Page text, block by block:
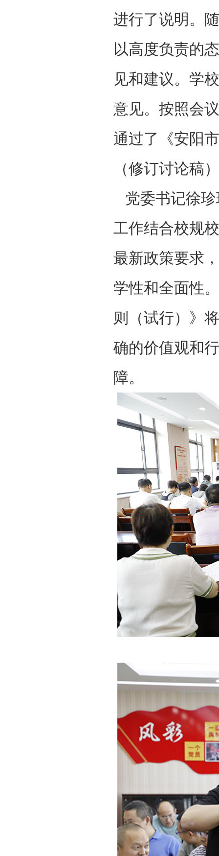
进行了说明。
以高度负责的
见和建议。学
意见。按照会
通过了《安阳
（修订讨论稿
党委书记徐珍
工作结合校规
最新政策要求
学性和全面性
则（试行）》
确的价值观和
障。